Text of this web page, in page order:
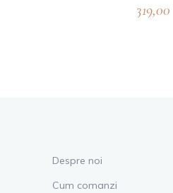
319,00
Despre noi
Cum comanzi